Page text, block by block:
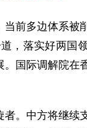
前多边体系被
，落实好两国
国际调解院在
。中方将继续